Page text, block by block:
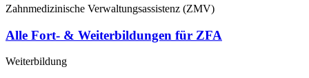
Zahnmedizinische Verwaltungsassistenz (ZMV)
Alle Fort- & Weiterbildungen für ZFA
Weiterbildung